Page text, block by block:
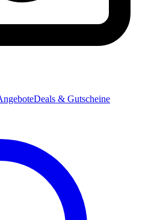
Deals & Gutscheine